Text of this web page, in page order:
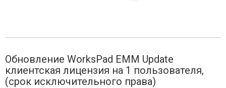
Обновление WorksPad EMM Update
клиентская лицензия на 1 пользователя,
(срок исключительного права)